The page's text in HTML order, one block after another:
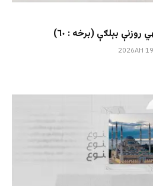
روزنې بېلګې (برخه : ٦٠)